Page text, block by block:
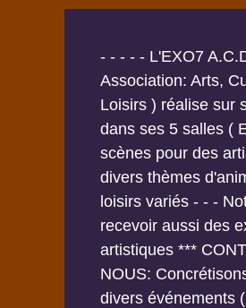
- - - - - L'EXO7
Association: Arts,
Loisirs ) réalise sur
dans ses 5 salles (
scènes pour des
divers thèmes
loisirs variés - - -
recevoir aussi des
artistiques ***
NOUS:
divers événements